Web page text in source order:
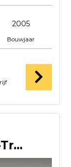
2005
Bouwjaar
2.0 E Automaat-Airco-Trekhaak-Elek.ramen-Elek.spiegels